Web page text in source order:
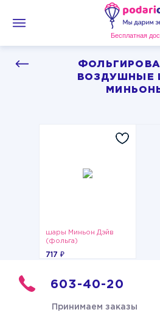
Бесплатная
ВОЗДУШНЫЕ
шары Миньон Дэйв
(фольга)
717 ₽
603-40-20
Принимаем заказы